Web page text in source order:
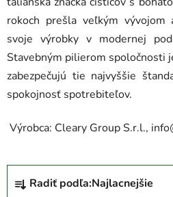
rokoch prešla veľkým vývojom
svoje výrobky v modernej
Stavebným pilierom spoločnosti
zabezpečujú tie najvyššie
spokojnosť spotrebiteľov.
Výrobca: Cleary Group S.r.l.,
Radiť podľa:Najlacnejšie